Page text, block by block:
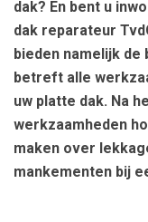
dak? En bent u
dak reparateur
bieden namelijk
betreft alle
uw platte dak. Na
werkzaamheden
maken over
mankementen bij